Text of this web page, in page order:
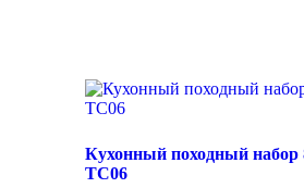
Кухонный походный набор
TC06